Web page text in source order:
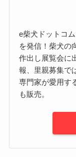
e柴犬ドットコ
を発信！柴犬の
作出し展覧会に
報、里親募集で
専門家が愛用す
も販売。